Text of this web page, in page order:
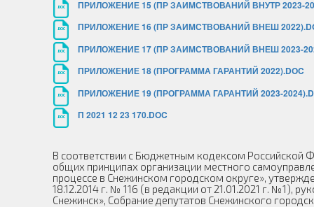
.DOC ПРИЛОЖЕНИЕ 15 (ПР ЗАИМСТВОВАНИЙ ВНУТР 2023-
.DOC ПРИЛОЖЕНИЕ 16 (ПР ЗАИМСТВОВАНИЙ ВНЕШ
.DOC ПРИЛОЖЕНИЕ 17 (ПР ЗАИМСТВОВАНИЙ ВНЕШ 2023-
.DOC ПРИЛОЖЕНИЕ 18 (ПРОГРАММА ГАРАНТИЙ 2022).DOC
.DOC ПРИЛОЖЕНИЕ 19 (ПРОГРАММА ГАРАНТИЙ 2023-
.DOC П 2021 12 23 170.DOC
В соответствии с Бюджетным кодексом
общих принципах организации местного
процессе в Снежинском городском округе»,
18.12.2014 г. № 116 (в редакции от 21.01.2021 г. №1),
Снежинск», Собрание депутатов Снежинского